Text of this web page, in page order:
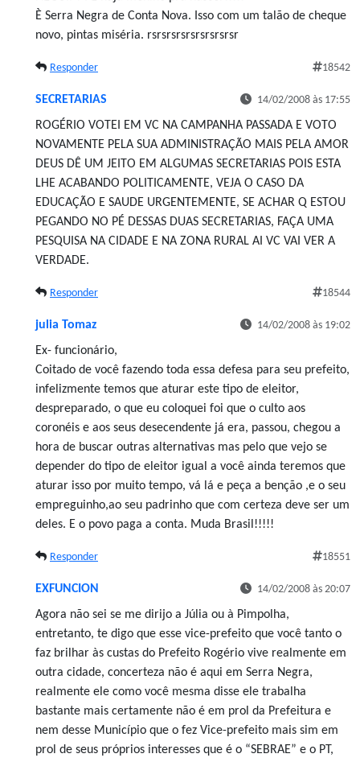
È Serra Negra de Conta Nova. Isso com um talão de cheque
novo, pintas miséria. rsrsrsrsrsrsrsrsrsr
Responder 18542
SECRETARIAS 14/02/2008 às 17:55
ROGÉRIO VOTEI EM VC NA CAMPANHA PASSADA E VOTO
NOVAMENTE PELA SUA ADMINISTRAÇÃO MAIS PELA AMOR
DEUS DÊ UM JEITO EM ALGUMAS SECRETARIAS POIS ESTA
LHE ACABANDO POLITICAMENTE, VEJA O CASO DA
EDUCAÇÃO E SAUDE URGENTEMENTE, SE ACHAR Q ESTOU
PEGANDO NO PÉ DESSAS DUAS SECRETARIAS, FAÇA UMA
PESQUISA NA CIDADE E NA ZONA RURAL AI VC VAI VER A
VERDADE.
Responder 18544
julia Tomaz 14/02/2008 às 19:02
Ex- funcionário,
Coitado de você fazendo toda essa defesa para seu prefeito,
infelizmente temos que aturar este tipo de eleitor,
despreparado, o que eu coloquei foi que o culto aos
coronéis e aos seus desecendente já era, passou, chegou a
hora de buscar outras alternativas mas pelo que vejo se
depender do tipo de eleitor igual a você ainda teremos que
aturar isso por muito tempo, vá lá e peça a benção ,e o seu
empreguinho,ao seu padrinho que com certeza deve ser um
deles. E o povo paga a conta. Muda Brasil!!!!!
Responder 18551
EXFUNCION 14/02/2008 às 20:07
Agora não sei se me dirijo a Júlia ou à Pimpolha,
entretanto, te digo que esse vice-prefeito que você tanto o
faz brilhar às custas do Prefeito Rogério vive realmente em
outra cidade, concerteza não é aqui em Serra Negra,
realmente ele como você mesma disse ele trabalha
bastante mais certamente não é em prol da Prefeitura e
nem desse Município que o fez Vice-prefeito mais sim em
prol de seus próprios interesses que é o “SEBRAE” e o PT,